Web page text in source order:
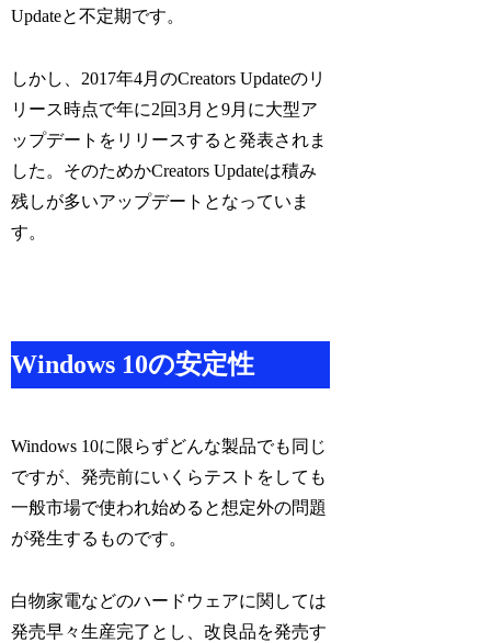
Updateと不定期です。
しかし、2017年4月のCreators Updateのリ
リース時点で年に2回3月と9月に大型ア
ップデートをリリースすると発表されま
した。そのためかCreators Updateは積み
残しが多いアップデートとなっていま
す。
Windows 10の安定性
Windows 10に限らずどんな製品でも同じ
ですが、発売前にいくらテストをしても
一般市場で使われ始めると想定外の問題
が発生するものです。
白物家電などのハードウェアに関しては
発売早々生産完了とし、改良品を発売す